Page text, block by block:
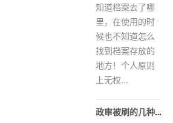
知道档案去了哪
里，在使用的时
候也不知道怎么
找到档案存放的
地方！个人原则
上无权...
政审被刷的几种原因，你中招了吗？